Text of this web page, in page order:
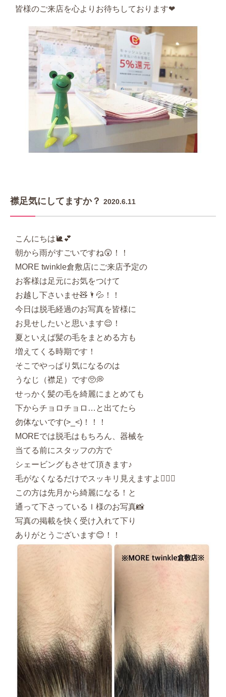
皆様のご来店を心よりお待ちしております❤︎
襟足気にしてますか？ 2020.6.11
こんにちは🐌💕
朝から雨がすごいですね😲！！
MORE twinkle倉敷店にご来店予定の
お客様は足元にお気をつけて
お越し下さいませ🧸🌂💦！！
今日は脱毛経過のお写真を皆様に
お見せしたいと思います😌！
夏といえば髪の毛をまとめる方も
増えてくる時期です！
そこでやっぱり気になるのは
うなじ（襟足）です🥺💭
せっかく髪の毛を綺麗にまとめても
下からチョロチョロ…と出てたら
勿体ないです(>_<)！！！
MOREでは脱毛はもちろん、器械を
当てる前にスタッフの方で
シェービングもさせて頂きます♪
毛がなくなるだけでスッキリ見えますよ👆🏻✨
この方は先月から綺麗になる！と
通って下さっているＩ様のお写真📸
写真の掲載を快く受け入れて下り
ありがとうございます😊！！